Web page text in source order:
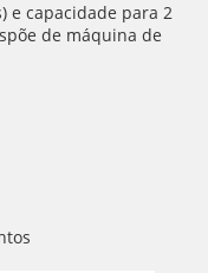
e capacidade para 2
de máquina de